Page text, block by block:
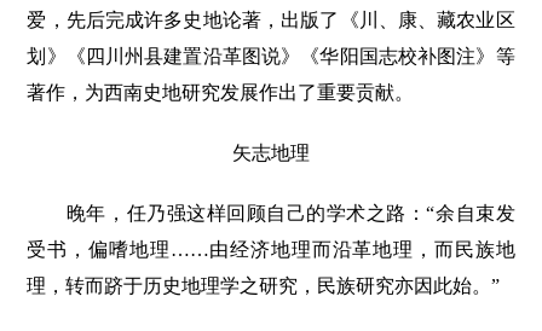
爱，先后完成许多史地论著，出版了《川、康、藏农业区
划》《四川州县建置沿革图说》《华阳国志校补图注》等
著作，为西南史地研究发展作出了重要贡献。
矢志地理
晚年，任乃强这样回顾自己的学术之路：“余自束发
受书，偏嗜地理……由经济地理而沿革地理，而民族地
理，转而跻于历史地理学之研究，民族研究亦因此始。”